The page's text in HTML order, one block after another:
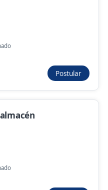
destacado
Postular